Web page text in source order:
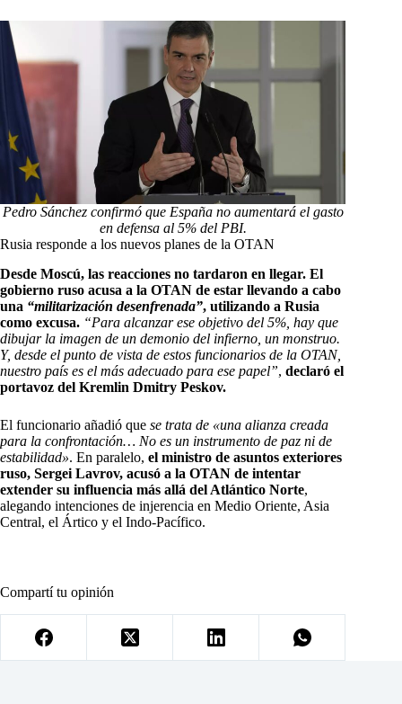
Pedro Sánchez confirmó que España no aumentará el gasto
en defensa al 5% del PBI.
Rusia responde a los nuevos planes de la OTAN
Desde Moscú, las reacciones no tardaron en llegar. El
gobierno ruso acusa a la OTAN de estar llevando a cabo
una “militarización desenfrenada”, utilizando a Rusia
como excusa. “Para alcanzar ese objetivo del 5%, hay que
dibujar la imagen de un demonio del infierno, un monstruo.
Y, desde el punto de vista de estos funcionarios de la OTAN,
nuestro país es el más adecuado para ese papel”, declaró el
portavoz del Kremlin Dmitry Peskov.
El funcionario añadió que se trata de «una alianza creada
para la confrontación… No es un instrumento de paz ni de
estabilidad». En paralelo, el ministro de asuntos exteriores
ruso, Sergei Lavrov, acusó a la OTAN de intentar
extender su influencia más allá del Atlántico Norte,
alegando intenciones de injerencia en Medio Oriente, Asia
Central, el Ártico y el Indo-Pacífico.
Compartí tu opinión